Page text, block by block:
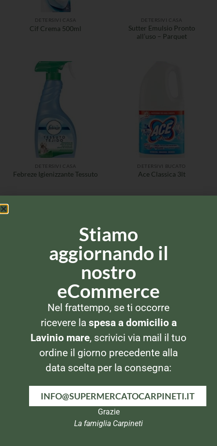
DETERSIVI CASA
Cif Crema 500ml
DETERSIVI CASA
Sutter Emulsio Pronto
all’uso – Parquet
DETERSIVI CASA
Febreze Igienizzante Tessuto
DETERSIVI BUCATO
Ace Classica 3lt
DETERSIVI CASA
Cif Vetri e Superfici
Rio Casamia Bum Bum
Lavanda 750ml
Stiamo
aggiornando il
nostro
eCommerce
Nel frattempo, se ti occorre
ricevere la spesa a domicilio a
Lavinio mare, scrivici via mail il tuo
ordine il giorno precedente alla
data scelta per la consegna:
INFO@SUPERMERCATOCARPINETI.IT
Grazie
La famiglia Carpineti